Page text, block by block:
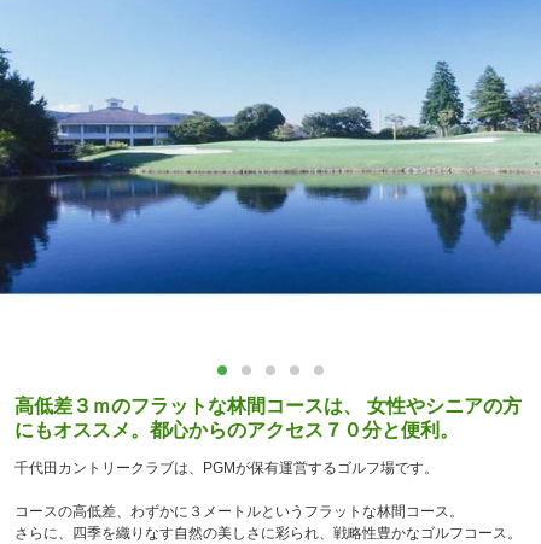
高低差３ｍのフラットな林間コースは、 女性やシニアの方
にもオススメ。都心からのアクセス７０分と便利。
千代田カントリークラブは、PGMが保有運営するゴルフ場です。
コースの高低差、わずかに３メートルというフラットな林間コース。
さらに、四季を織りなす自然の美しさに彩られ、戦略性豊かなゴルフコース。